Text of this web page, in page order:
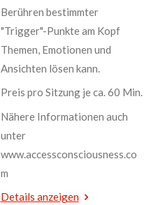
Berühren bestimmter
"Trigger"-Punkte am Kopf
Themen, Emotionen und
Ansichten lösen kann.
Preis pro Sitzung je ca. 60 Min.
Nähere Informationen auch
unter
www.accessconsciousness.co
m
Details anzeigen